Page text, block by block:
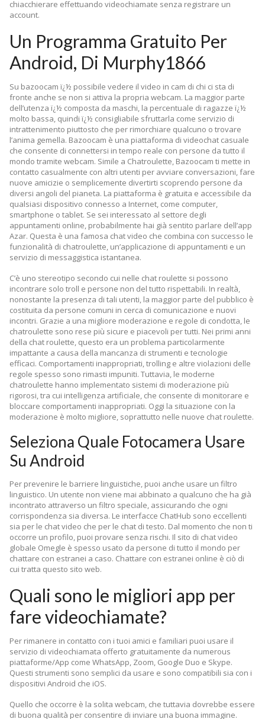
chiacchierare effettuando videochiamate senza registrare un
account.
Un Programma Gratuito Per
Android, Di Murphy1866
Su bazoocam ï¿½ possibile vedere il video in cam di chi ci sta di
fronte anche se non si attiva la propria webcam. La maggior parte
dell’utenza ï¿½ composta da maschi, la percentuale di ragazze ï¿½
molto bassa, quindi ï¿½ consigliabile sfruttarla come servizio di
intrattenimento piuttosto che per rimorchiare qualcuno o trovare
l’anima gemella. Bazoocam è una piattaforma di videochat casuale
che consente di connettersi in tempo reale con persone da tutto il
mondo tramite webcam. Simile a Chatroulette, Bazoocam ti mette in
contatto casualmente con altri utenti per avviare conversazioni, fare
nuove amicizie o semplicemente divertirti scoprendo persone da
diversi angoli del pianeta. La piattaforma è gratuita e accessibile da
qualsiasi dispositivo connesso a Internet, come computer,
smartphone o tablet. Se sei interessato al settore degli
appuntamenti online, probabilmente hai già sentito parlare dell’app
Azar. Questa è una famosa chat video che combina con successo le
funzionalità di chatroulette, un’applicazione di appuntamenti e un
servizio di messaggistica istantanea.
C’è uno stereotipo secondo cui nelle chat roulette si possono
incontrare solo troll e persone non del tutto rispettabili. In realtà,
nonostante la presenza di tali utenti, la maggior parte del pubblico è
costituita da persone comuni in cerca di comunicazione e nuovi
incontri. Grazie a una migliore moderazione e regole di condotta, le
chatroulette sono rese più sicure e piacevoli per tutti. Nei primi anni
della chat roulette, questo era un problema particolarmente
impattante a causa della mancanza di strumenti e tecnologie
efficaci. Comportamenti inappropriati, trolling e altre violazioni delle
regole spesso sono rimasti impuniti. Tuttavia, le moderne
chatroulette hanno implementato sistemi di moderazione più
rigorosi, tra cui intelligenza artificiale, che consente di monitorare e
bloccare comportamenti inappropriati. Oggi la situazione con la
moderazione è molto migliore, soprattutto nelle nuove chat roulette.
Seleziona Quale Fotocamera Usare
Su Android
Per prevenire le barriere linguistiche, puoi anche usare un filtro
linguistico. Un utente non viene mai abbinato a qualcuno che ha già
incontrato attraverso un filtro speciale, assicurando che ogni
corrispondenza sia diversa. Le interfacce ChatHub sono eccellenti
sia per le chat video che per le chat di testo. Dal momento che non ti
occorre un profilo, puoi provare senza rischi. Il sito di chat video
globale Omegle è spesso usato da persone di tutto il mondo per
chattare con estranei a caso. Chattare con estranei online è ciò di
cui tratta questo sito web.
Quali sono le migliori app per
fare videochiamate?
Per rimanere in contatto con i tuoi amici e familiari puoi usare il
servizio di videochiamata offerto gratuitamente da numerous
piattaforme/App come WhatsApp, Zoom, Google Duo e Skype.
Questi strumenti sono semplici da usare e sono compatibili sia con i
dispositivi Android che iOS.
Quello che occorre è la solita webcam, che tuttavia dovrebbe essere
di buona qualità per consentire di inviare una buona immagine.